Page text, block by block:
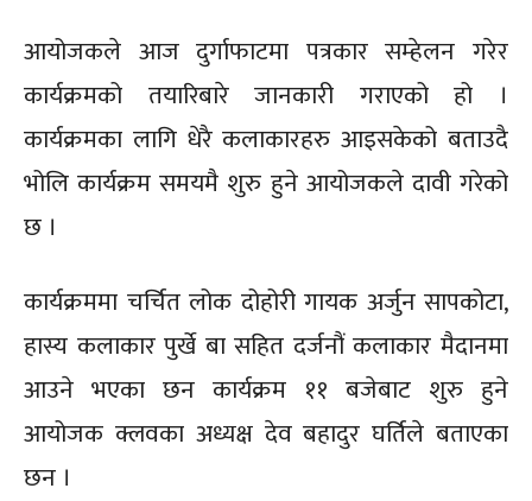
आयोजकले आज दुर्गाफाटमा पत्रकार सम्हेलन गरेर
कार्यक्रमको तयारिबारे जानकारी गराएको हो ।
कार्यक्रमका लागि धेरै कलाकारहरु आइसकेको बताउदै
भोलि कार्यक्रम समयमै शुरु हुने आयोजकले दावी गरेको
छ ।
कार्यक्रममा चर्चित लोक दोहोरी गायक अर्जुन सापकोटा,
हास्य कलाकार पुर्खे बा सहित दर्जनौं कलाकार मैदानमा
आउने भएका छन कार्यक्रम ११ बजेबाट शुरु हुने
आयोजक क्लवका अध्यक्ष देव बहादुर घर्तिले बताएका
छन ।